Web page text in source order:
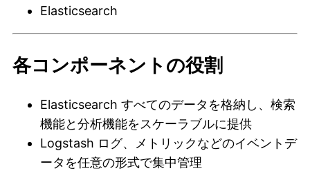
Elasticsearch
各コンポーネントの役割
Elasticsearch すべてのデータを格納し、検索
機能と分析機能をスケーラブルに提供
Logstash ログ、メトリックなどのイベントデ
ータを任意の形式で集中管理